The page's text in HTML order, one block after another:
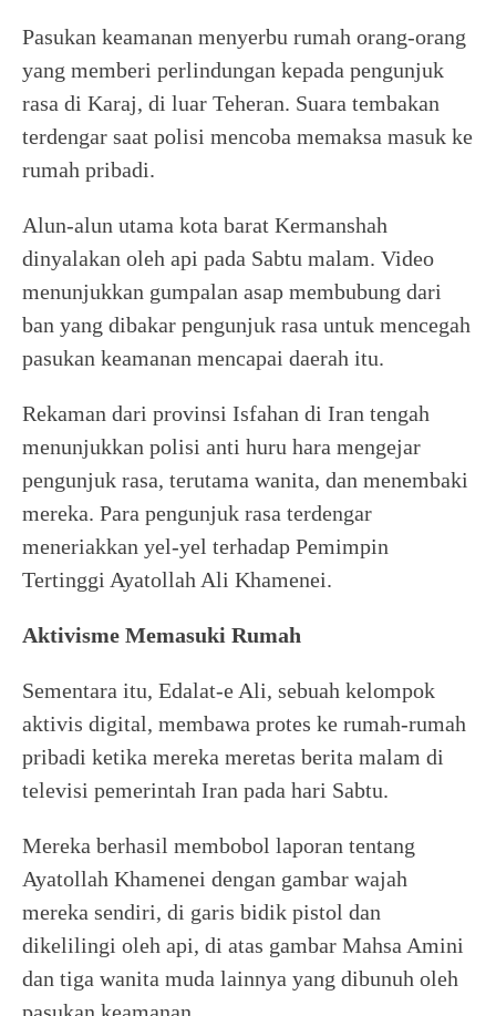
Pasukan keamanan menyerbu rumah orang-orang
yang memberi perlindungan kepada pengunjuk
rasa di Karaj, di luar Teheran. Suara tembakan
terdengar saat polisi mencoba memaksa masuk ke
rumah pribadi.
Alun-alun utama kota barat Kermanshah
dinyalakan oleh api pada Sabtu malam. Video
menunjukkan gumpalan asap membubung dari
ban yang dibakar pengunjuk rasa untuk mencegah
pasukan keamanan mencapai daerah itu.
Rekaman dari provinsi Isfahan di Iran tengah
menunjukkan polisi anti huru hara mengejar
pengunjuk rasa, terutama wanita, dan menembaki
mereka. Para pengunjuk rasa terdengar
meneriakkan yel-yel terhadap Pemimpin
Tertinggi Ayatollah Ali Khamenei.
Aktivisme Memasuki Rumah
Sementara itu, Edalat-e Ali, sebuah kelompok
aktivis digital, membawa protes ke rumah-rumah
pribadi ketika mereka meretas berita malam di
televisi pemerintah Iran pada hari Sabtu.
Mereka berhasil membobol laporan tentang
Ayatollah Khamenei dengan gambar wajah
mereka sendiri, di garis bidik pistol dan
dikelilingi oleh api, di atas gambar Mahsa Amini
dan tiga wanita muda lainnya yang dibunuh oleh